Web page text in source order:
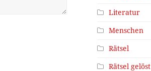
Literatur
Menschen
Rätsel
Rätsel gelöst